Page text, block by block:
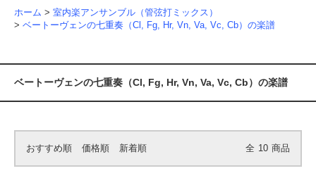
ホーム > 室内楽アンサンブル（管弦打ミックス）
> ベートーヴェンの七重奏（Cl, Fg, Hr, Vn, Va, Vc, Cb）の楽譜
ベートーヴェンの七重奏（Cl, Fg, Hr, Vn, Va, Vc, Cb）の楽譜
おすすめ順 価格順 新着順 全 10 商品